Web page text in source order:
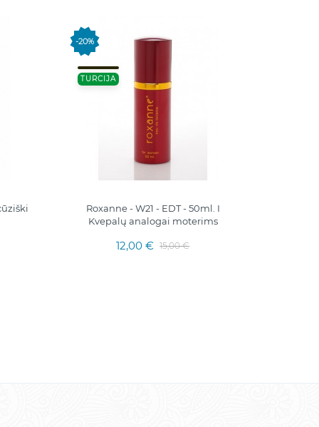
-20%
TURCIJA
Roxanne - W21 - EDT - 50ml. I
Kvepalų analogai moterims
12,00 € 15,00 €